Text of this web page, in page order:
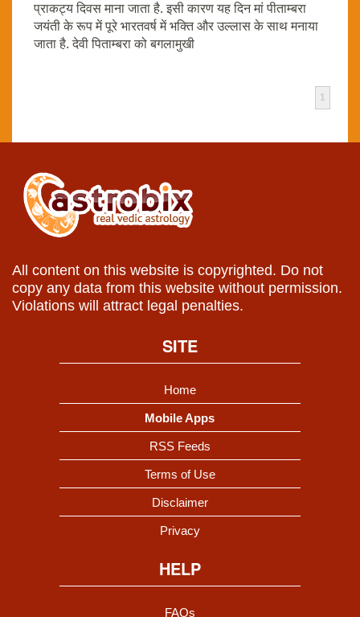
प्राकट्य दिवस माना जाता है. इसी कारण यह दिन मां पीताम्बरा
जयंती के रूप में पूरे भारतवर्ष में भक्ति और उल्लास के साथ मनाया
जाता है. देवी पिताम्बरा को बगलामुखी
1
All content on this website is copyrighted. Do not
copy any data from this website without permission.
Violations will attract legal penalties.
SITE
Home
Mobile Apps
RSS Feeds
Terms of Use
Disclaimer
Privacy
HELP
FAQs